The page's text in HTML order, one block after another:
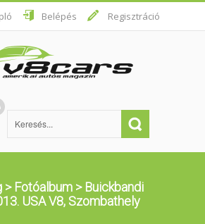
Belépés Regisztráció
> Fotóalbum > Buickbandi
USA V8, Szombathely